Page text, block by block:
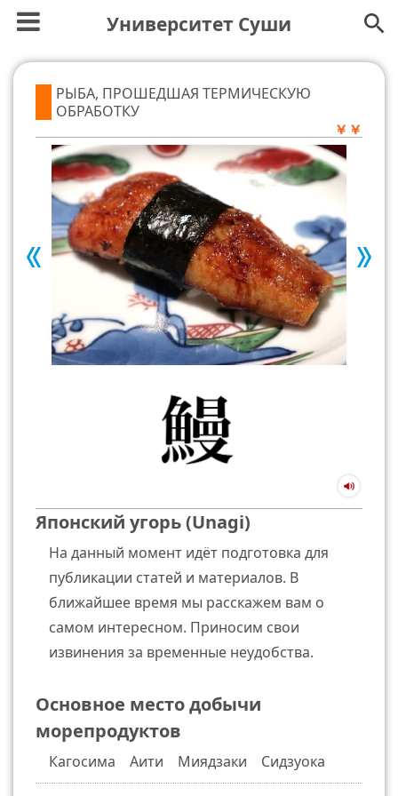
Университет Суши
РЫБА, ПРОШЕДШАЯ ТЕРМИЧЕСКУЮ
ОБРАБОТКУ
Японский угорь (Unagi)
На данный момент идёт подготовка для
публикации статей и материалов. В
ближайшее время мы расскажем вам о
самом интересном. Приносим свои
извинения за временные неудобства.
Основное место добычи
морепродуктов
Кагосима Аити Миядзаки Сидзуока